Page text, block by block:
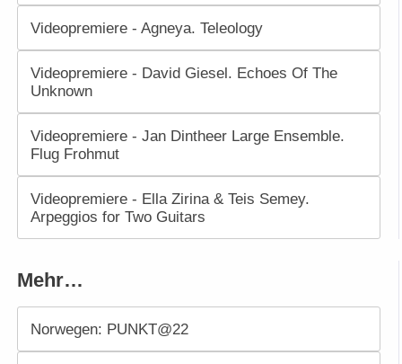
Videopremiere - Agneya. Teleology
Videopremiere - David Giesel. Echoes Of The
Unknown
Videopremiere - Jan Dintheer Large Ensemble.
Flug Frohmut
Videopremiere - Ella Zirina & Teis Semey.
Arpeggios for Two Guitars
Mehr…
Norwegen: PUNKT@22